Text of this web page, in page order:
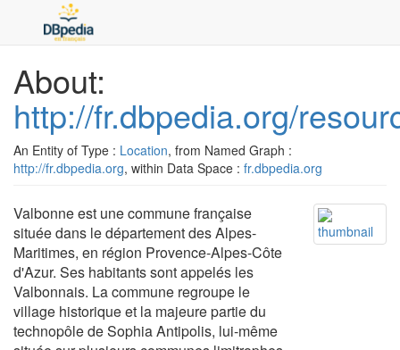
About:
http://fr.dbpedia.org/
An Entity of Type : Location, from Named Graph :
http://fr.dbpedia.org, within Data Space : fr.dbpedia.org
Valbonne est une commune française
située dans le département des Alpes-
Maritimes, en région Provence-Alpes-Côte
d'Azur. Ses habitants sont appelés les
Valbonnais. La commune regroupe le
village historique et la majeure partie du
technopôle de Sophia Antipolis, lui-même